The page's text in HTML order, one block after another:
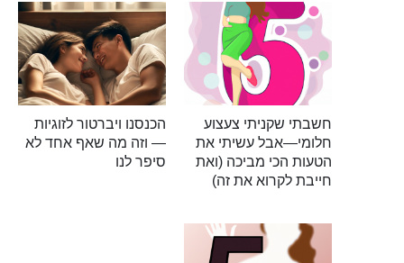
חשבתי שקניתי צעצוע
חלומי—אבל עשיתי את
הטעות הכי מביכה (ואת
חייבת לקרוא את זה)
הכנסנו ויברטור לזוגיות
— וזה מה שאף אחד לא
סיפר לנו